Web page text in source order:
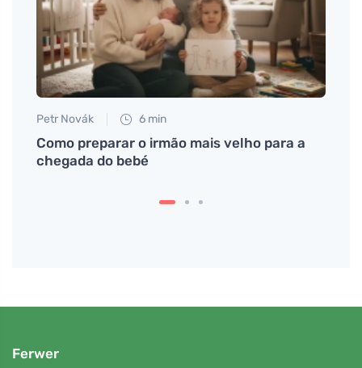
Petr Novák 6 min
Como preparar o irmão mais velho para a
chegada do bebé
Ferwer